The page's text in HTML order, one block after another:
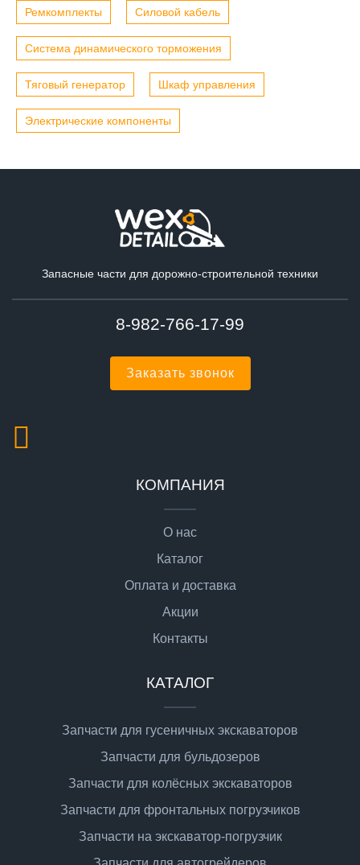
Ремкомплекты Силовой кабель
Система динамического торможения
Тяговый генератор Шкаф управления
Электрические компоненты
Запасные части для дорожно-строительной техники
8-982-766-17-99
Заказать звонок
КОМПАНИЯ
О нас
Каталог
Оплата и доставка
Акции
Контакты
КАТАЛОГ
Запчасти для гусеничных экскаваторов
Запчасти для бульдозеров
Запчасти для колёсных экскаваторов
Запчасти для фронтальных погрузчиков
Запчасти на экскаватор-погрузчик